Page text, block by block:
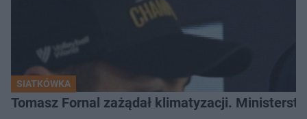
SIATKÓWKA
Tomasz Fornal zażądał klimatyzacji.